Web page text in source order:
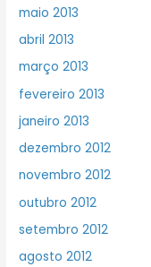
maio 2013
abril 2013
março 2013
fevereiro 2013
janeiro 2013
dezembro 2012
novembro 2012
outubro 2012
setembro 2012
agosto 2012